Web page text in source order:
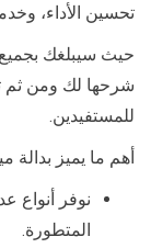
تحسين الأداء،
حيث سيبلغك بجميع
شرحها لك ومن ثم
للمستفيدين.
أهم ما يميز بدالة
نوفر أنواع
المتطورة.